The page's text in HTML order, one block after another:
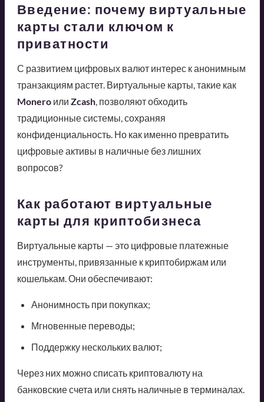
Введение: почему виртуальные
карты стали ключом к
приватности
С развитием цифровых валют интерес к анонимным
транзакциям растет. Виртуальные карты, такие как
Moneroили Zcash, позволяют обходить
традиционные системы, сохраняя
конфиденциальность. Но как именно превратить
цифровые активы в наличные без лишних
вопросов?
Как работают виртуальные
карты для криптобизнеса
Виртуальные карты — это цифровые платежные
инструменты, привязанные к криптобиржам или
кошелькам. Они обеспечивают:
Анонимность при покупках;
Мгновенные переводы;
Поддержку нескольких валют;
Через них можно списать криптовалюту на
банковские счета или снять наличные в терминалах.